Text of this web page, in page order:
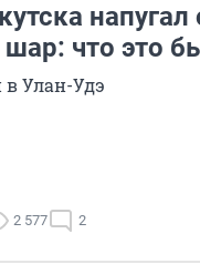
что это
в Улан-Удэ
2 577 2